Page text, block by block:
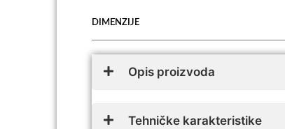
DIMENZIJE
Opis proizvoda
Tehničke karakteristike